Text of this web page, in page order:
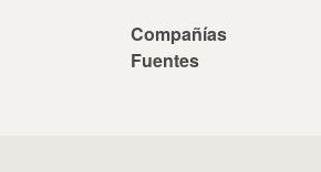
Compañías
Fuentes